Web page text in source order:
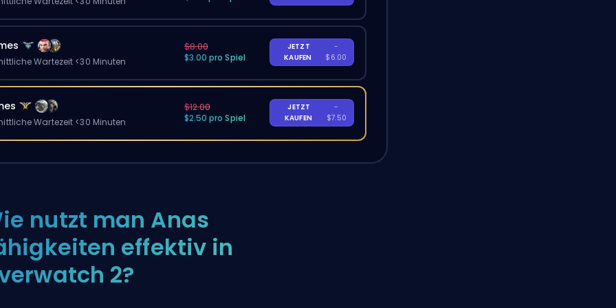
Wartezeit <30 Minuten
$8.00
$3.00 pro Spiel
JETZT
KAUFEN
-
$6.00
Wartezeit <30 Minuten
$12.00
$2.50 pro Spiel
JETZT
KAUFEN
-
$7.50
nutzt man Anas
effektiv in
2?